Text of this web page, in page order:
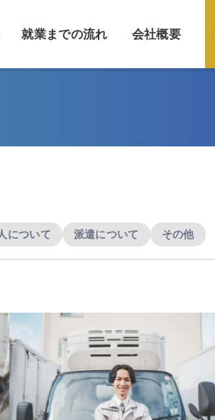
就業までの流れ 会社概要
について 派遣について その他